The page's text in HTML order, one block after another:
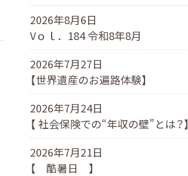
2026年8月6日
Vｏｌ．184 令和8年8月
2026年7月27日
【世界遺産のお遍路体験】
2026年7月24日
【 社会保険での“年収の壁”とは？】
2026年7月21日
【 酷暑日 】